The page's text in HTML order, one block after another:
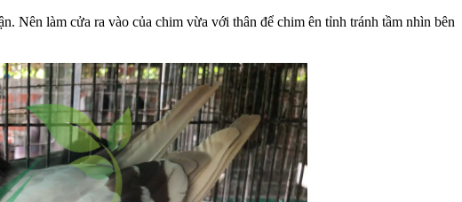
Nên làm cửa ra vào của chim vừa với thân để chim ên tỉnh tránh tầm nhìn bên